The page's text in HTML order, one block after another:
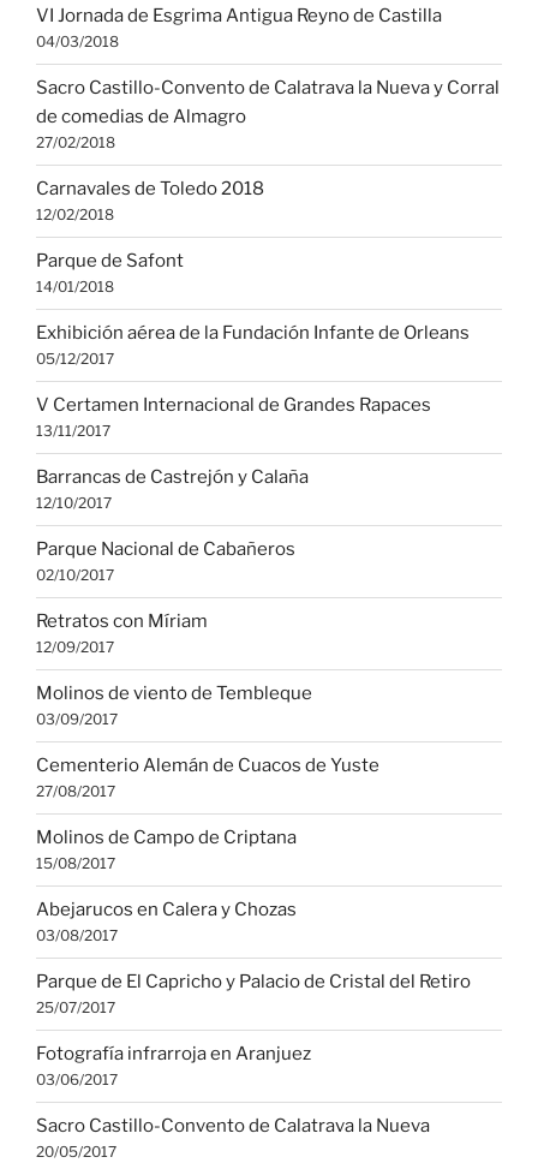
VI Jornada de Esgrima Antigua Reyno de Castilla
04/03/2018
Sacro Castillo-Convento de Calatrava la Nueva y Corral
de comedias de Almagro
27/02/2018
Carnavales de Toledo 2018
12/02/2018
Parque de Safont
14/01/2018
Exhibición aérea de la Fundación Infante de Orleans
05/12/2017
V Certamen Internacional de Grandes Rapaces
13/11/2017
Barrancas de Castrejón y Calaña
12/10/2017
Parque Nacional de Cabañeros
02/10/2017
Retratos con Míriam
12/09/2017
Molinos de viento de Tembleque
03/09/2017
Cementerio Alemán de Cuacos de Yuste
27/08/2017
Molinos de Campo de Criptana
15/08/2017
Abejarucos en Calera y Chozas
03/08/2017
Parque de El Capricho y Palacio de Cristal del Retiro
25/07/2017
Fotografía infrarroja en Aranjuez
03/06/2017
Sacro Castillo-Convento de Calatrava la Nueva
20/05/2017